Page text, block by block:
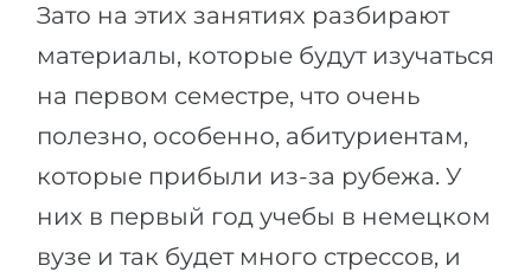
Зато на этих занятиях разбирают
материалы, которые будут изучаться
на первом семестре, что очень
полезно, особенно, абитуриентам,
которые прибыли из-за рубежа. У
них в первый год учебы в немецком
вузе и так будет много стрессов, и